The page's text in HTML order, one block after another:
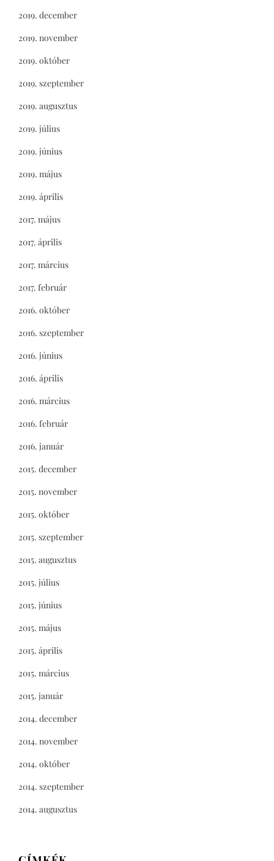
2019. december
2019. november
2019. október
2019. szeptember
2019. augusztus
2019. július
2019. június
2019. május
2019. április
2017. május
2017. április
2017. március
2017. február
2016. október
2016. szeptember
2016. június
2016. április
2016. március
2016. február
2016. január
2015. december
2015. november
2015. október
2015. szeptember
2015. augusztus
2015. július
2015. június
2015. május
2015. április
2015. március
2015. január
2014. december
2014. november
2014. október
2014. szeptember
2014. augusztus